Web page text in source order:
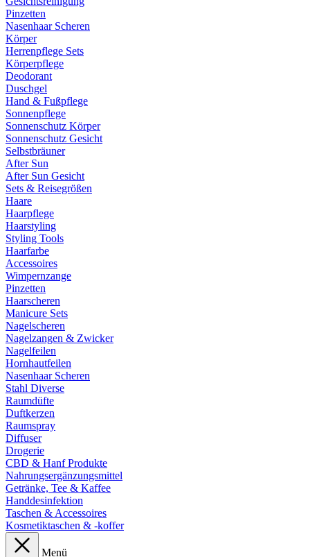
Pinzetten
Nasenhaar Scheren
Körper
Herrenpflege Sets
Körperpflege
Deodorant
Duschgel
Hand & Fußpflege
Sonnenpflege
Sonnenschutz Körper
Sonnenschutz Gesicht
Selbstbräuner
After Sun
After Sun Gesicht
Sets & Reisegrößen
Haare
Haarpflege
Haarstyling
Styling Tools
Haarfarbe
Accessoires
Wimpernzange
Pinzetten
Haarscheren
Manicure Sets
Nagelscheren
Nagelzangen & Zwicker
Nagelfeilen
Hornhautfeilen
Nasenhaar Scheren
Stahl Diverse
Raumdüfte
Duftkerzen
Raumspray
Diffuser
Drogerie
CBD & Hanf Produkte
Nahrungsergänzungsmittel
Getränke, Tee & Kaffee
Handdesinfektion
Taschen & Accessoires
Kosmetiktaschen & -koffer
Menü